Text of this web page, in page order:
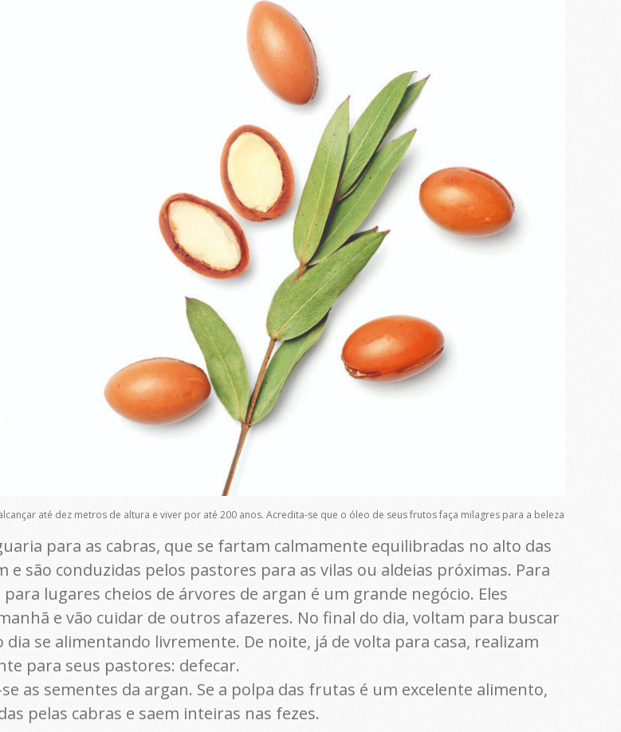
até dez metros de altura e viver por até 200 anos. Acredita-se que o óleo de seus frutos faça milagres para a beleza
para as cabras, que se fartam calmamente equilibradas no alto das
e são conduzidas pelos pastores para as vilas ou aldeias próximas. Para
lugares cheios de árvores de argan é um grande negócio. Eles
e vão cuidar de outros afazeres. No final do dia, voltam para buscar
dia se alimentando livremente. De noite, já de volta para casa, realizam
para seus pastores: defecar.
as sementes da argan. Se a polpa das frutas é um excelente alimento,
pelas cabras e saem inteiras nas fezes.